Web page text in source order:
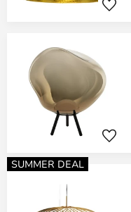
SUMMER DEAL